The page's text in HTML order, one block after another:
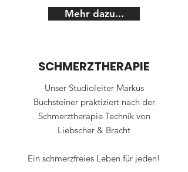
Mehr dazu...
SCHMERZTHERAPIE
Unser Studioleiter Markus
Buchsteiner praktiziert nach der
Schmerztherapie Technik von
Liebscher & Bracht
Ein schmerzfreies Leben für jeden!